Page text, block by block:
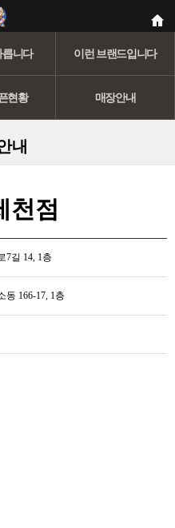
릅니다 이런 브랜드입니다
현황 매장안내
내
천점
7길 14, 1층
동 166-17, 1층